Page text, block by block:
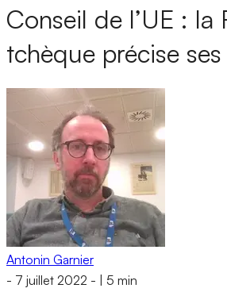
Conseil de l’UE : la
tchèque précise
Antonin Garnier
- 7 juillet 2022 - 5 min